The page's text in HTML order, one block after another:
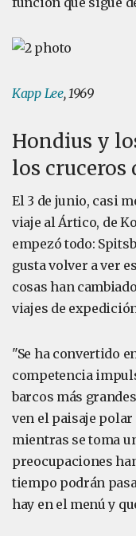
Kapp Lee, 1969
Hondius y
los
El 3 de junio, casi
viaje al Ártico, de
empezó todo:
gusta volver a ver
cosas han
viajes de
"Se ha convertido
competencia
barcos más
ven el paisaje
mientras se toma
preocupaciones
tiempo podrán
hay en el menú y